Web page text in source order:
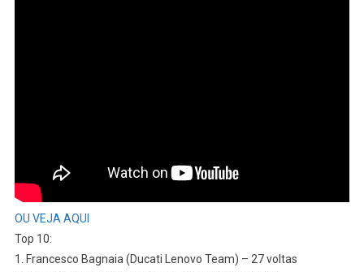
OU VEJA AQUI
Top 10:
1. Francesco Bagnaia (Ducati Lenovo Team) – 27 voltas